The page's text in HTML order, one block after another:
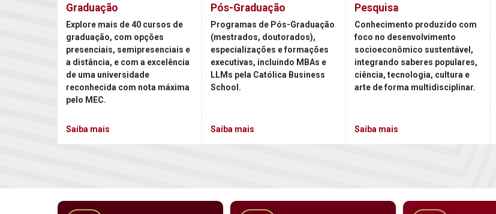
Graduação
Explore mais de 40 cursos de
graduação, com opções
presenciais, semipresenciais e
a distância, e com a excelência
de uma universidade
reconhecida com nota máxima
pelo MEC.
Saiba mais
Pós-Graduação
Programas de Pós-Graduação
(mestrados, doutorados),
especializações e formações
executivas, incluindo MBAs e
LLMs pela Católica Business
School.
Saiba mais
Pesquisa
Conhecimento produzido com
foco no desenvolvimento
socioeconômico sustentável,
integrando saberes populares,
ciência, tecnologia, cultura e
arte de forma multidisciplinar.
Saiba mais